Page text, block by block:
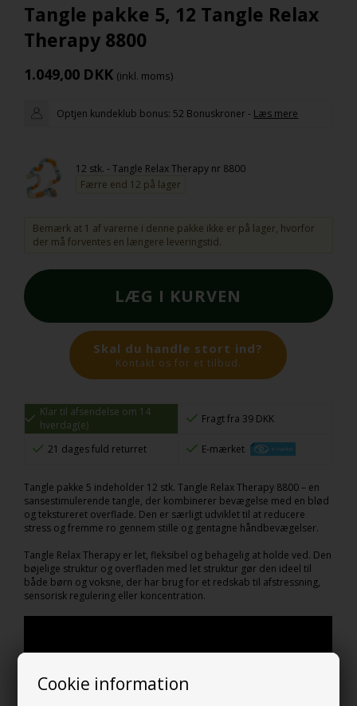
Cookie information
Tangle pakke 5, 12 Tangle Relax
Therapy 8800
1.049,00 DKK (inkl. moms)
Optjen kundeklub bonus: 52 Bonuskroner - Læs mere
12 stk. - Tangle Relax Therapy nr 8800
Færre end 12 på lager
Bemærk at 1 af varerne i denne pakke ikke er på lager, hvorfor
der må forventes en længere leveringstid.
Skal du handle stort ind?
Kontakt os for et tilbud.
Klar til afsendelse om 14
hverdag(e)
Fragt fra 39 DKK
21 dages fuld returret E-mærket
Tangle pakke 5 indeholder 12 stk. Tangle Relax Therapy 8800 – en
sansestimulerende tangle, der kombinerer bevægelse med en blød
og tekstureret overflade. Den er særligt udviklet til at reducere
stress og fremme ro gennem stille og gentagne håndbevægelser.
Tangle Relax Therapy er let, fleksibel og behagelig at holde ved. Den
bøjelige struktur og overfladen med let struktur gør den ideel til
både børn og voksne, der har brug for et redskab til afstressning,
sensorisk regulering eller koncentration.